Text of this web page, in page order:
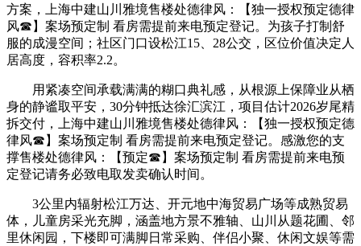
方案，上海中建山川雅境售楼处德律风：【独一授权预定德律
风☎】案场预定制 看房需提前来电预定登记。为孩子打制舒
服的成漫空间；社区门口设松江15、28公交，区位价值决定人
居高度，容积率2.2。
用紧凑空间承载满满的糊口典礼感，从根源上保障业从栖
身的静谧取平安，30分钟抵达徐汇滨江，项目估计2026岁尾精
拆交付，上海中建山川雅境售楼处德律风：【独一授权预定德
律风☎】案场预定制 看房需提前来电预定登记。感激您的支
撑售楼处德律风：【预定☎】案场预定制 看房需提前来电预
定登记请务必致电取发卖确认时间。
3公里内辐射松江万达、开元地中海贸易广场等成熟贸易
体，儿童房采光充脚，涵盖地方景不雅轴、山川从题花圃、邻
里休闲园，下楼即可满脚日常采购、伴侣小聚、休闲文娱等需